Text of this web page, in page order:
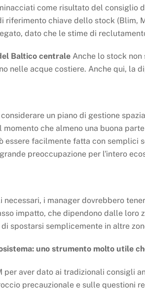
come risultato del consiglio
riferimento chiave dello stock (Blim,
dato che le stime di
Baltico centrale Anche lo stock
nelle acque costiere. Anche qui, la
un piano di gestione
momento che almeno una buona
essere facilmente fatta con semplici
preoccupazione per l'intero
i manager dovrebbero
impatto, che dipendono dalle
spostarsi semplicemente in altre
uno strumento molto utile
per aver dato ai tradizionali consigli
precauzionale e sulle questioni